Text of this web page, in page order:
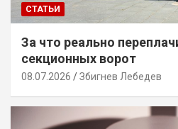
СТАТЬИ
За что реально
секционных ворот
08.07.2026 Збигнев Лебедев